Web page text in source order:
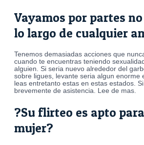
Vayamos por partes
lo largo de cualquier
Tenemos demasiadas acciones que
cuando te encuentras teniendo
alguien. Si seri­a nuevo alrededor del
sobre ligues, levante seri­a algun enorme
leas entretanto estas en estas estados.
brevemente de asistencia. Lee de mas.
?Su flirteo es apto
mujer?